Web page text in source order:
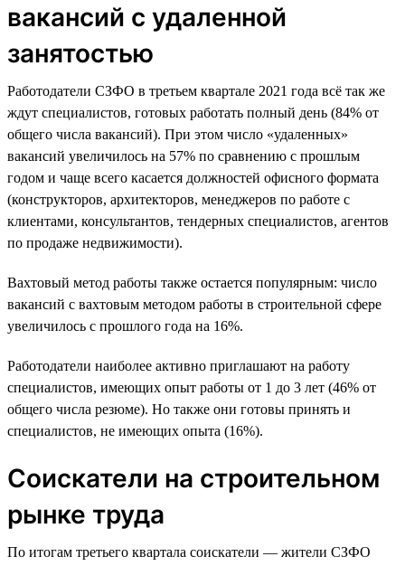
вакансий с удаленной
занятостью
Работодатели СЗФО в третьем квартале 2021 года всё так же
ждут специалистов, готовых работать полный день (84% от
общего числа вакансий). При этом число «удаленных»
вакансий увеличилось на 57% по сравнению с прошлым
годом и чаще всего касается должностей офисного формата
(конструкторов, архитекторов, менеджеров по работе с
клиентами, консультантов, тендерных специалистов, агентов
по продаже недвижимости).
Вахтовый метод работы также остается популярным: число
вакансий с вахтовым методом работы в строительной сфере
увеличилось с прошлого года на 16%.
Работодатели наиболее активно приглашают на работу
специалистов, имеющих опыт работы от 1 до 3 лет (46% от
общего числа резюме). Но также они готовы принять и
специалистов, не имеющих опыта (16%).
Соискатели на строительном
рынке труда
По итогам третьего квартала соискатели — жители СЗФО